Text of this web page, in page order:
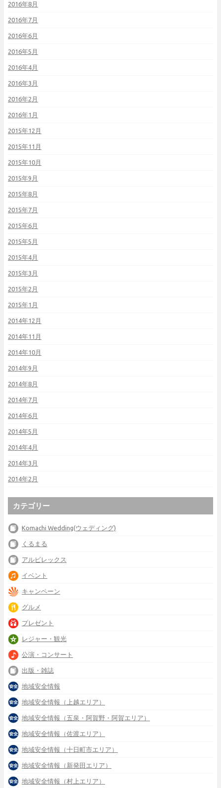
2016年8月
2016年7月
2016年6月
2016年5月
2016年4月
2016年3月
2016年2月
2016年1月
2015年12月
2015年11月
2015年10月
2015年9月
2015年8月
2015年7月
2015年6月
2015年5月
2015年4月
2015年3月
2015年2月
2015年1月
2014年12月
2014年11月
2014年10月
2014年9月
2014年8月
2014年7月
2014年6月
2014年5月
2014年4月
2014年3月
2014年2月
カテゴリー
Komachi Wedding(ウェディング)
くるまる
アルビレックス
イベント
キャンペーン
グルメ
プレゼント
レジャー・観光
公演・コンサート
出版・雑誌
地域安全情報
地域安全情報（上越エリア）
地域安全情報（五泉・阿賀野・阿賀エリア）
地域安全情報（佐渡エリア）
地域安全情報（十日町市エリア）
地域安全情報（新発田エリア）
地域安全情報（村上エリア）